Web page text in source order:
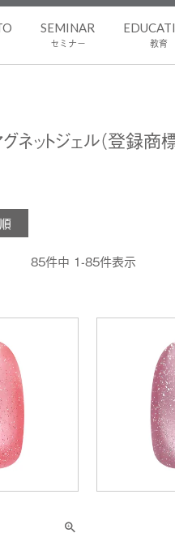
SEMINAR
セミナー 教育
ネットジェル（登録商
85件中 1-85件表示